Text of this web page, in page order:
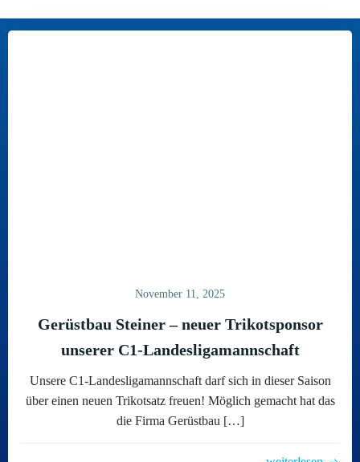
November 11, 2025
Gerüstbau Steiner – neuer Trikotsponsor
unserer C1-Landesligamannschaft
Unsere C1-Landesligamannschaft darf sich in dieser Saison
über einen neuen Trikotsatz freuen! Möglich gemacht hat das
die Firma Gerüstbau […]